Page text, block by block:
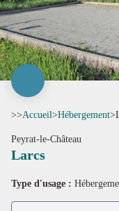
>>Accueil>Hébergement>
Peyrat-le-Château
Larcs
Type d'usage :